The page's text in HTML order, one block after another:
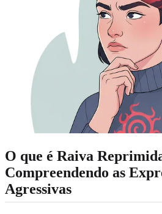
O que é Raiva
Compreendendo as
Agressivas